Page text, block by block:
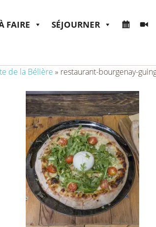
FAIRE SÉJOURNER
de la Bélière » restaurant-bourgenay-